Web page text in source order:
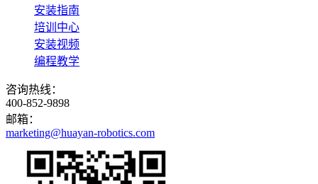
安装指南
培训中心
安装视频
编程教学
咨询热线：
400-852-9898
邮箱：
marketing@huayan-robotics.com